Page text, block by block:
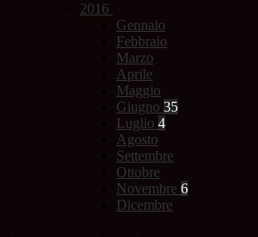
2016
Gennaio
Febbraio
Marzo
Aprile
Maggio
Giugno 35
Luglio 4
Agosto
Settembre
Ottobre
Novembre 6
Dicembre